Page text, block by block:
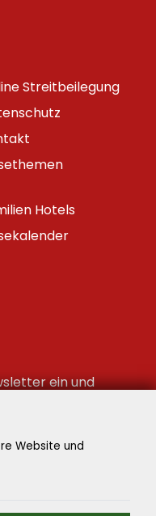
Streitbeilegung
Hotels
ein und
Website und